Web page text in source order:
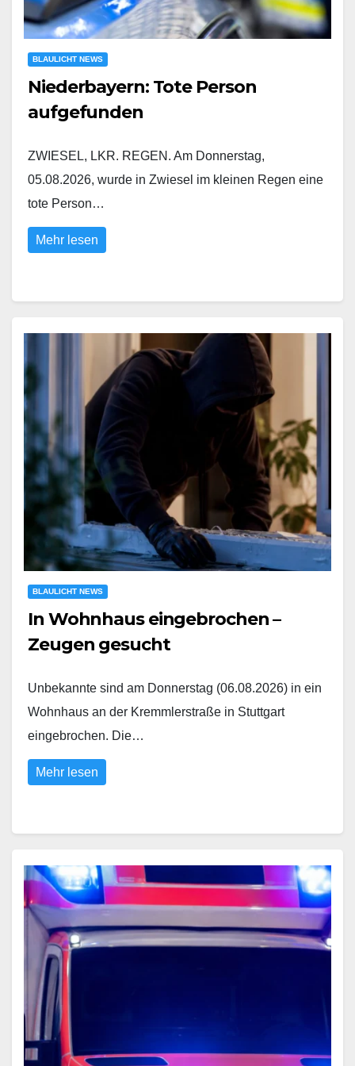
BLAULICHT NEWS
Niederbayern: Tote Person
aufgefunden
ZWIESEL, LKR. REGEN. Am Donnerstag,
05.08.2026, wurde in Zwiesel im kleinen Regen eine
tote Person…
Mehr lesen
BLAULICHT NEWS
In Wohnhaus eingebrochen –
Zeugen gesucht
Unbekannte sind am Donnerstag (06.08.2026) in ein
Wohnhaus an der Kremmlerstraße in Stuttgart
eingebrochen. Die…
Mehr lesen